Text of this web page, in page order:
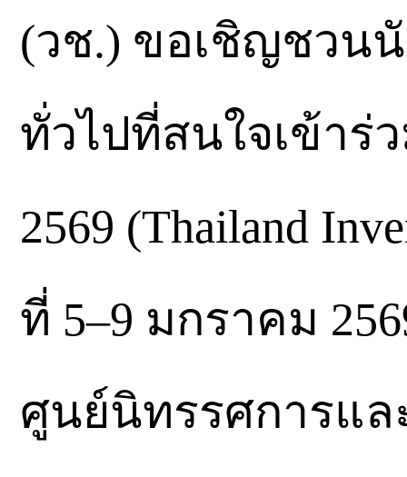
(วช.) ขอเชิญชวน
ทั่วไปที่สนใจเข้าร่
2569 (Thailand
ที่ 5–9 มกราคม
ศูนย์นิทรรศการแล